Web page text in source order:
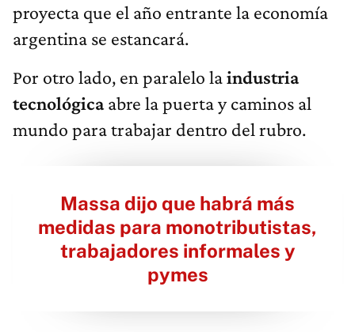
proyecta que el año entrante la economía
argentina se estancará.
Por otro lado, en paralelo laindustria
tecnológicaabre la puerta y caminos al
mundo para trabajar dentro del rubro.
Massa dijo que habrá más
medidas para monotributistas,
trabajadores informales y
pymes